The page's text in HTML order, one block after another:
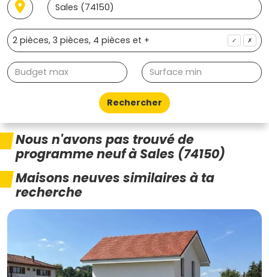
✓ ✗
Rechercher
Nous n'avons pas trouvé de
programme neuf à Sales (74150)
Maisons neuves similaires à ta
recherche